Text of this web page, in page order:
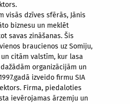
visās dzīves sfērās, Jānis
biznesu un meklēt
savas zināšanas. Šis
braucienos uz Somiju,
citām valstīm, kur lasa
organizācijām un
izveido firmu SIA
Firma, piedaloties
ievērojamas ārzemju un